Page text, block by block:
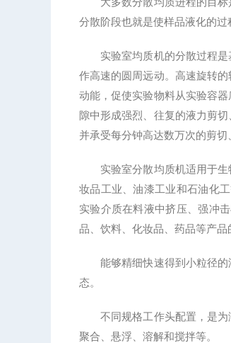
分散阶段也就是使样品液化的
实验室均质机的分散过程是
作高速的圆周远动。高速旋转
动能，促使实验物料从实验容
隙中形成强烈、往复的液力剪
并承受每分钟高达数万次的剪
实验室分散均质机适用于生
妆品工业、油漆工业和石油化
实验介质在料液中挤压、强冲
品、饮料、化妆品、药品等产品
能够精细快速得到小粒径的
态。
不同规格工作头配置，是为
聚合、悬浮、溶解和搅拌等。